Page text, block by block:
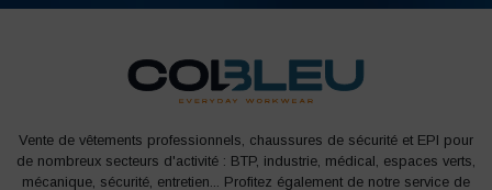
Vente de vêtements professionnels, chaussures de sécurité et EPI pour
de nombreux secteurs d'activité : BTP, industrie, médical, espaces verts,
mécanique, sécurité, entretien... Profitez également de notre service de